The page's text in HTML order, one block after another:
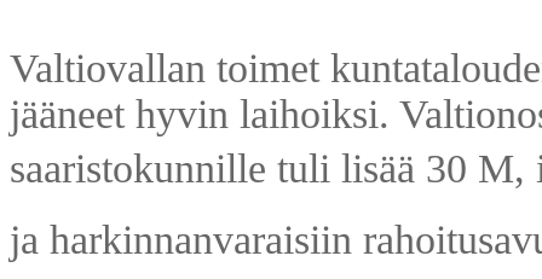
Valtiovallan toimet
jääneet hyvin laihoiksi.
saaristokunnille tuli lisää 30
ja harkinnanvaraisiin